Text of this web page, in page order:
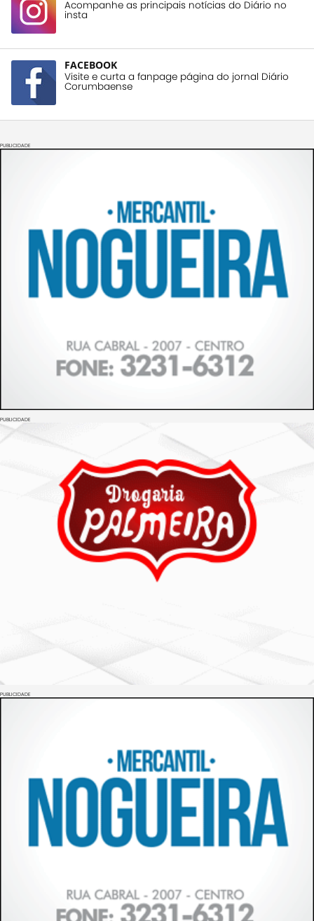
Acompanhe as principais notícias do Diário no
insta
FACEBOOK
Visite e curta a fanpage página do jornal Diário
Corumbaense
PUBLICIDADE
PUBLICIDADE
PUBLICIDADE